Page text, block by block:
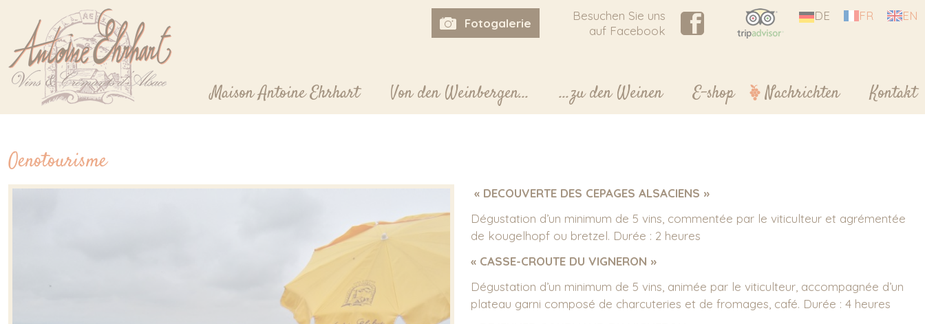
DE FR EN
Fotogalerie
Besuchen Sie uns
auf Facebook
Maison Antoine Ehrhart Von den Weinbergen... ...zu den Weinen E-shop Nachrichten Kontakt
Oenotourisme
« DECOUVERTE DES CEPAGES ALSACIENS »
Dégustation d’un minimum de 5 vins, commentée par le viticulteur et agrémentée
de kougelhopf ou bretzel. Durée : 2 heures
« CASSE-CROUTE DU VIGNERON »
Dégustation d’un minimum de 5 vins, animée par le viticulteur, accompagnée d’un
plateau garni composé de charcuteries et de fromages, café. Durée : 4 heures
Cookie-Einstellungen